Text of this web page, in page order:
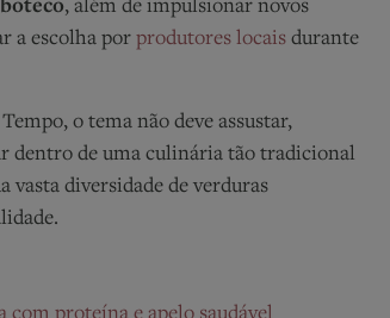
, além de impulsionar novos
a escolha por produtores locais durante
o tema não deve assustar,
dentro de uma culinária tão tradicional
vasta diversidade de verduras